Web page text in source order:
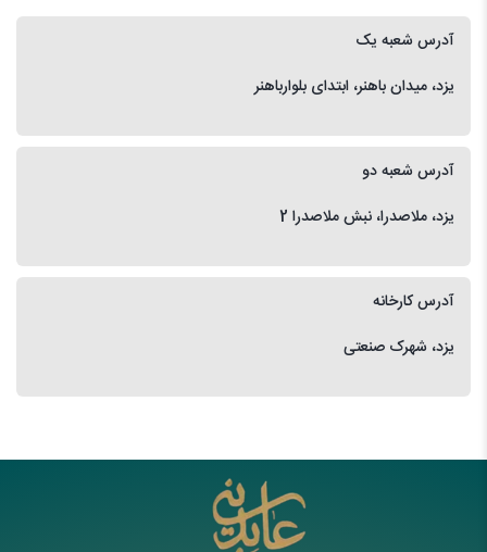
آدرس شعبه یک
یزد، میدان باهنر، ابتدای بلوارباهنر
آدرس شعبه دو
یزد، ملاصدرا، نبش ملاصدرا 2
آدرس کارخانه
یزد، شهرک صنعتی